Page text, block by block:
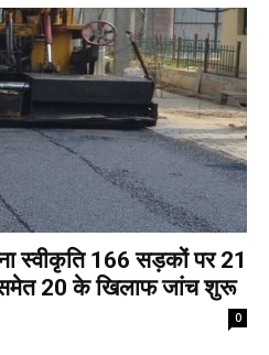
स्वीकृति 166 सड़कों पर 21
समेत 20 के खिलाफ जांच शुरू
0